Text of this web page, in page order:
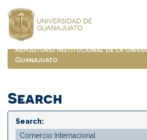
navigation
Repositorio Institucional de la
Guanajuato
Search
Search: